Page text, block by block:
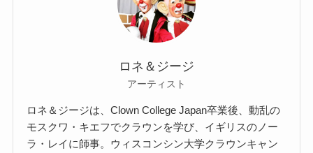
ロネ＆ジージ
アーティスト
ロネ＆ジージは、Clown College Japan卒業後、動乱の
モスクワ・キエフでクラウンを学び、イギリスのノー
ラ・レイに師事。ウィスコンシン大学クラウンキャン